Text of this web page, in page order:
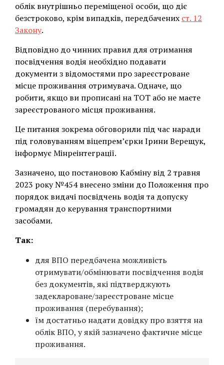
облік внутрішньо переміщеної особи, що діє
безстроково, крім випадків, передбачених ст. 12
Закону.
Відповідно до чинних правил для отримання
посвідчення водія необхідно подавати
документи з відомостями про зареєстроване
місце проживання отримувача. Одначе, що
робити, якщо ви прописані на ТОТ або не маєте
зареєстрованого місця проживання.
Це питання зокрема обговорили під час наради
під головуванням віцепрем’єрки Ірини Верещук,
інформує Мінреінтеграції.
Зазначено, що постановою Кабміну від 2 травня
2023 року №454 внесено зміни до Положення про
порядок видачі посвідчень водія та допуску
громадян до керування транспортними
засобами.
Так:
для ВПО передбачена можливість
отримувати/обмінювати посвідчення водія
без документів, які підтверджують
задеклароване/зареєстроване місце
проживання (перебування);
їм достатньо надати довідку про взяття на
облік ВПО, у якій зазначено фактичне місце
проживання.